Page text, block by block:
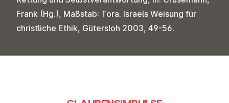
Frank (Hg.), Maßstab: Tora. Israels Weisung für
christliche Ethik, Gütersloh 2003, 49-56.